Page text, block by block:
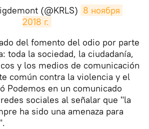
(@KRLS) 8 ноября
2018 г.
del fomento del odio por parte
toda la sociedad, la ciudadanía,
y los medios de comunicación
común contra la violencia y el
Podemos en un comunicado
sociales al señalar que "la
ha sido una amenaza para